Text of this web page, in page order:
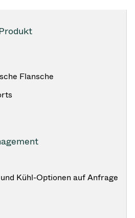
Flansche
Kühl-Optionen auf Anfrage